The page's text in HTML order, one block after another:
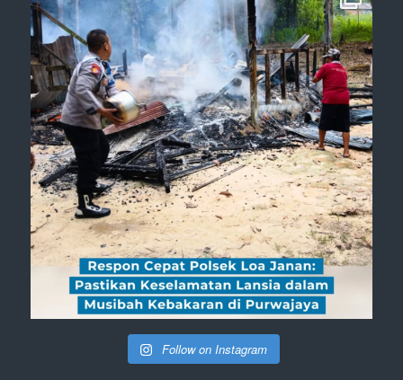
Follow on Instagram